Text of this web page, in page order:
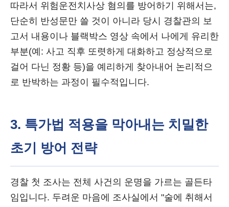
따라서 위험운전치사상 혐의를 방어하기 위해서는,
단순히 반성문만 쓸 것이 아니라 당시 경찰관의 보
고서 내용이나 블랙박스 영상 속에서 나에게 유리한
부분(예: 사고 직후 또렷하게 대화하고 정상적으로
걸어 다닌 정황 등)을 예리하게 찾아내어 논리적으
로 반박하는 과정이 필수적입니다.
3. 특가법 적용을 막아내는 치밀한
초기 방어 전략
경찰 첫 조사는 전체 사건의 운명을 가르는 골든타
임입니다. 두려운 마음에 조사실에서 "술에 취해서